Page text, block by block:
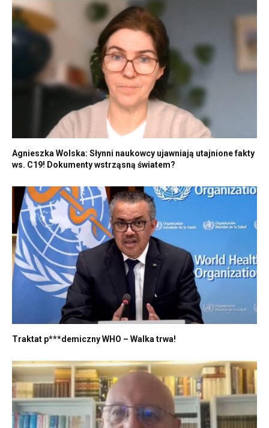
Agnieszka Wolska: Słynni naukowcy ujawniają utajnione fakty
ws. C19! Dokumenty wstrząsną światem?
Traktat p***demiczny WHO – Walka trwa!